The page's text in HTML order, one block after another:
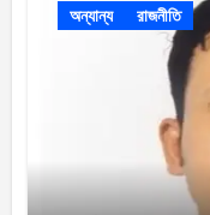
অন্যান্য রাজনীতি